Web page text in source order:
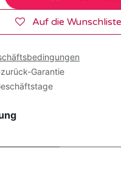
Auf die Wunschliste
Garantie